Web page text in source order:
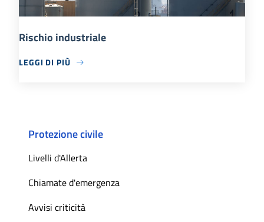
Rischio industriale
LEGGI DI PIÙ
Protezione civile
Livelli d'Allerta
Chiamate d'emergenza
Avvisi criticità